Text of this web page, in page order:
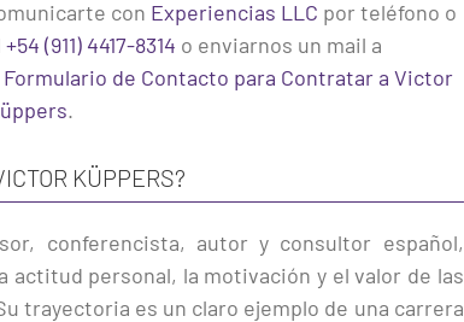
con Experiencias LLC por teléfono o
+54 (911) 4417-8314 o enviarnos un mail a
Formulario de Contacto para Contratar a Victor
.
KÜPPERS?
conferencista, autor y consultor español,
personal, la motivación y el valor de las
trayectoria es un claro ejemplo de una carrera